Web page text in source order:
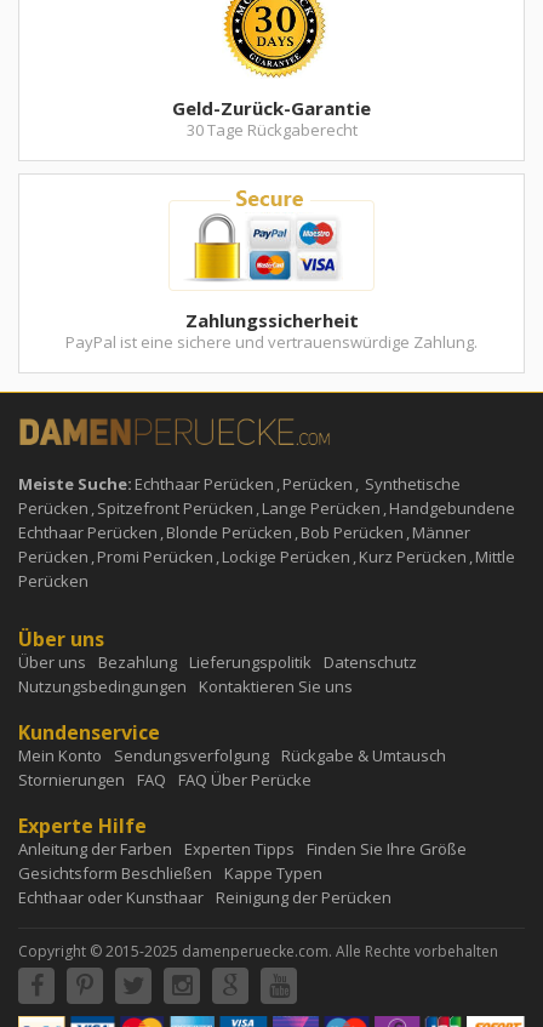
Geld-Zurück-Garantie
30 Tage Rückgaberecht
Zahlungssicherheit
PayPal ist eine sichere und vertrauenswürdige Zahlung.
Meiste Suche: Echthaar Perücken ,Perücken , Synthetische
Perücken ,Spitzefront Perücken ,Lange Perücken ,Handgebundene
Echthaar Perücken ,Blonde Perücken ,Bob Perücken ,Männer
Perücken ,Promi Perücken ,Lockige Perücken ,Kurz Perücken ,Mittle
Perücken
Über uns
Über uns Bezahlung Lieferungspolitik
Datenschutz
Nutzungsbedingungen
Kontaktieren Sie uns
Kundenservice
Mein Konto Sendungsverfolgung
Rückgabe & Umtausch
Stornierungen
FAQ FAQ Über Perücke
Experte Hilfe
Anleitung der Farben Experten Tipps
Finden Sie Ihre Größe
Gesichtsform Beschließen
Kappe Typen
Echthaar oder Kunsthaar
Reinigung der Perücken
Copyright © 2015-2025 damenperuecke.com. Alle Rechte vorbehalten